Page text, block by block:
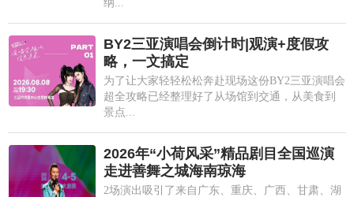
纳...
BY2三亚演唱会倒计时|观演+度假攻
略，一文搞定
为了让大家轻轻松松奔赴现场这份BY2三亚演唱会
超全攻略已经整理好了从场馆到交通，从美食到
景点...
2026年“小荷风采”精品剧目全国巡演
走进善舞之城海南琼海
2场演出吸引了来自广东、重庆、广西、甘肃、湖